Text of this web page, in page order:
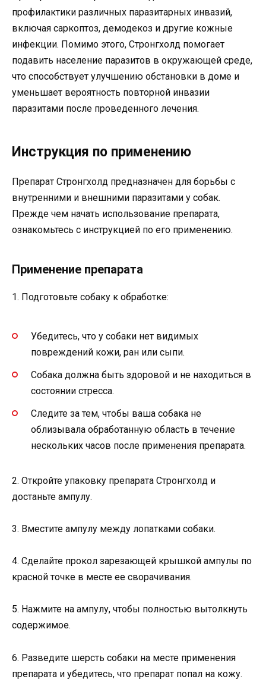
профилактики различных паразитарных инвазий,
включая саркоптоз, демодекоз и другие кожные
инфекции. Помимо этого, Стронгхолд помогает
подавить население паразитов в окружающей среде,
что способствует улучшению обстановки в доме и
уменьшает вероятность повторной инвазии
паразитами после проведенного лечения.
Инструкция по применению
Препарат Стронгхолд предназначен для борьбы с
внутренними и внешними паразитами у собак.
Прежде чем начать использование препарата,
ознакомьтесь с инструкцией по его применению.
Применение препарата
1. Подготовьте собаку к обработке:
Убедитесь, что у собаки нет видимых
повреждений кожи, ран или сыпи.
Собака должна быть здоровой и не находиться в
состоянии стресса.
Следите за тем, чтобы ваша собака не
облизывала обработанную область в течение
нескольких часов после применения препарата.
2. Откройте упаковку препарата Стронгхолд и
достаньте ампулу.
3. Вместите ампулу между лопатками собаки.
4. Сделайте прокол зарезающей крышкой ампулы по
красной точке в месте ее сворачивания.
5. Нажмите на ампулу, чтобы полностью вытолкнуть
содержимое.
6. Разведите шерсть собаки на месте применения
препарата и убедитесь, что препарат попал на кожу.